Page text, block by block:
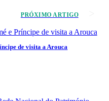
PRÓXIMO ARTIGO
de visita a Arouca